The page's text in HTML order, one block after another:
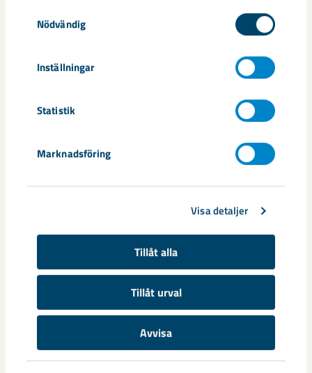
Nödvändig
Inställningar
Statistik
Marknadsföring
Visa detaljer
Tillåt alla
Tillåt urval
Avvisa
Taggar
Gällivare Malmberget samhällsengagemang
Relaterat innehåll